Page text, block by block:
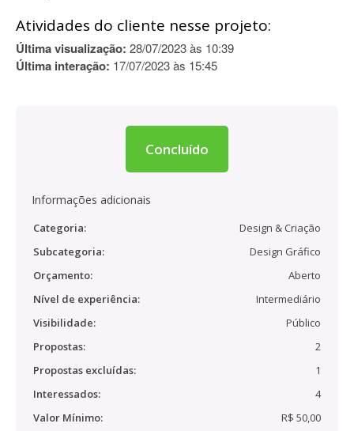
Atividades do cliente nesse projeto:
Última visualização: 28/07/2023 às 10:39
Última interação: 17/07/2023 às 15:45
Concluído
Informações adicionais
Categoria:
Design & Criação
Subcategoria:
Design Gráfico
Orçamento:
Aberto
Nível de experiência:
Intermediário
Visibilidade:
Público
Propostas:
2
Propostas excluídas:
1
Interessados:
4
Valor Mínimo:
R$ 50,00